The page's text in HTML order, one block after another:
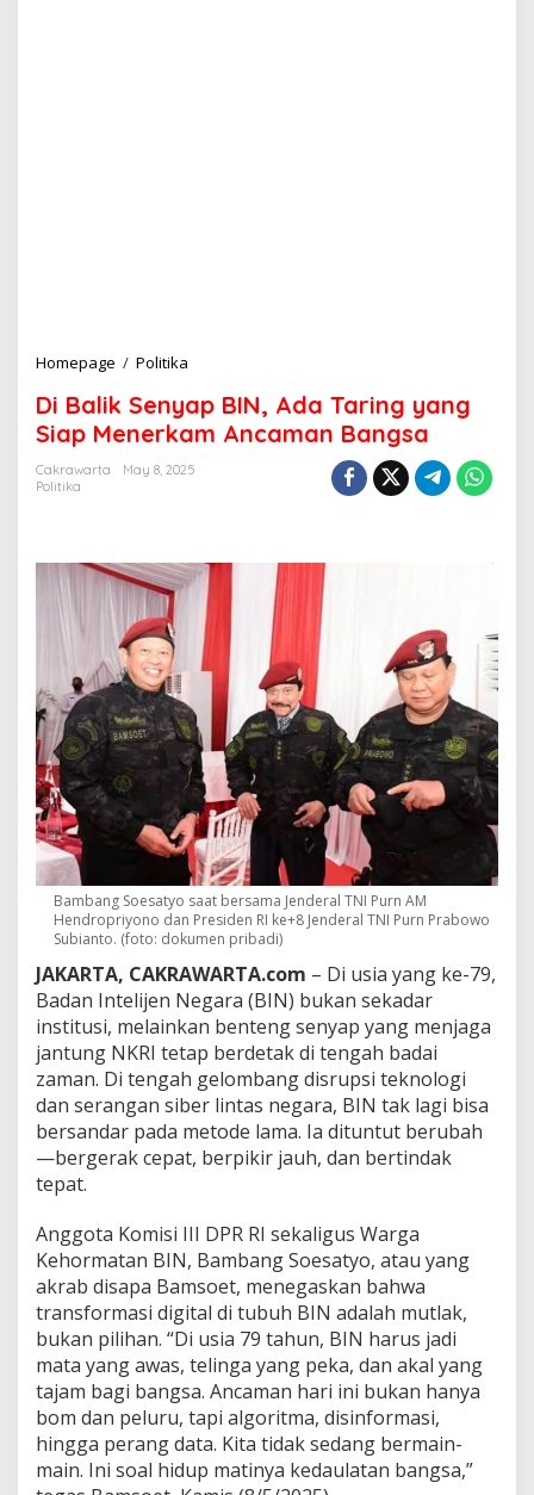
Homepage / Politika
B
a
l
i
y
,
A
d
a
T
a
r
i
n
g
y
a
n
g
S
i
a
p
M
e
n
e
m
A
n
c
a
m
a
n
B
a
n
g
Di Balik Senyap BIN, Ada Taring yang
Siap Menerkam Ancaman Bangsa
Cakrawarta
May 8, 2025
Politika
Bambang Soesatyo saat bersama Jenderal TNI Purn AM
Hendropriyono dan Presiden RI ke+8 Jenderal TNI Purn Prabowo
Subianto. (foto: dokumen pribadi)
JAKARTA, CAKRAWARTA.com – Di usia yang ke-79,
Badan Intelijen Negara (BIN) bukan sekadar
institusi, melainkan benteng senyap yang menjaga
jantung NKRI tetap berdetak di tengah badai
zaman. Di tengah gelombang disrupsi teknologi
dan serangan siber lintas negara, BIN tak lagi bisa
bersandar pada metode lama. Ia dituntut berubah
—bergerak cepat, berpikir jauh, dan bertindak
tepat.
Anggota Komisi III DPR RI sekaligus Warga
Kehormatan BIN, Bambang Soesatyo, atau yang
akrab disapa Bamsoet, menegaskan bahwa
transformasi digital di tubuh BIN adalah mutlak,
bukan pilihan. “Di usia 79 tahun, BIN harus jadi
mata yang awas, telinga yang peka, dan akal yang
tajam bagi bangsa. Ancaman hari ini bukan hanya
bom dan peluru, tapi algoritma, disinformasi,
hingga perang data. Kita tidak sedang bermain-
main. Ini soal hidup matinya kedaulatan bangsa,”